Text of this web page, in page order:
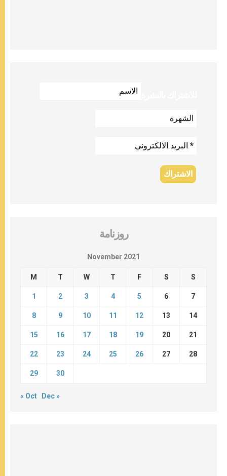
روزنامة
November 2021
M T W T F S S
1 2 3 4 5 6 7
8 9 10 11 12 13 14
15 16 17 18 19 20 21
22 23 24 25 26 27 28
29 30
« Oct Dec »